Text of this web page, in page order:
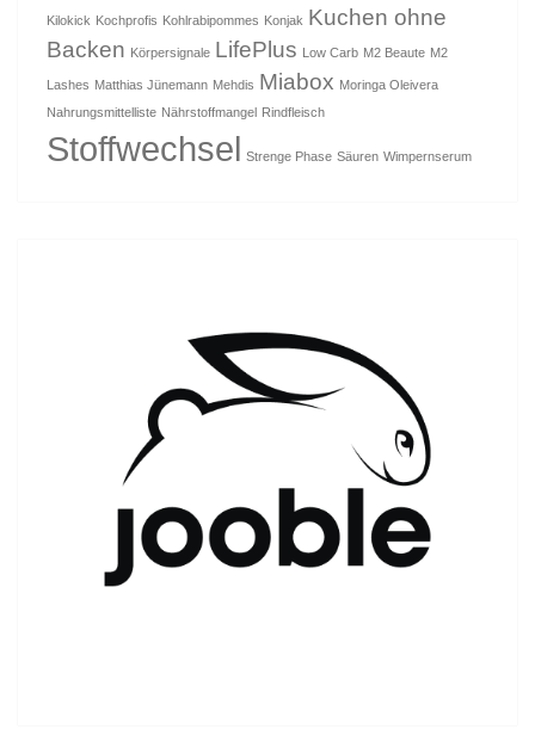
Kilokick Kochprofis Kohlrabipommes Konjak Kuchen ohne
Backen Körpersignale LifePlus Low Carb M2 Beaute M2
Lashes Matthias Jünemann Mehdis Miabox Moringa Oleivera
Nahrungsmittelliste Nährstoffmangel Rindfleisch
Stoffwechsel Strenge Phase Säuren Wimpernserum